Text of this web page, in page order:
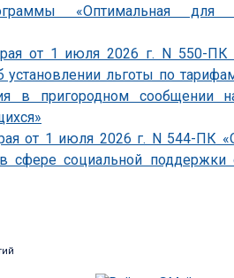
«Оптимальная для
от 1 июля 2026 г. N 550-
установлении льготы по
в пригородном сообщении
от 1 июля 2026 г. N 544-ПК
сфере социальной поддержки